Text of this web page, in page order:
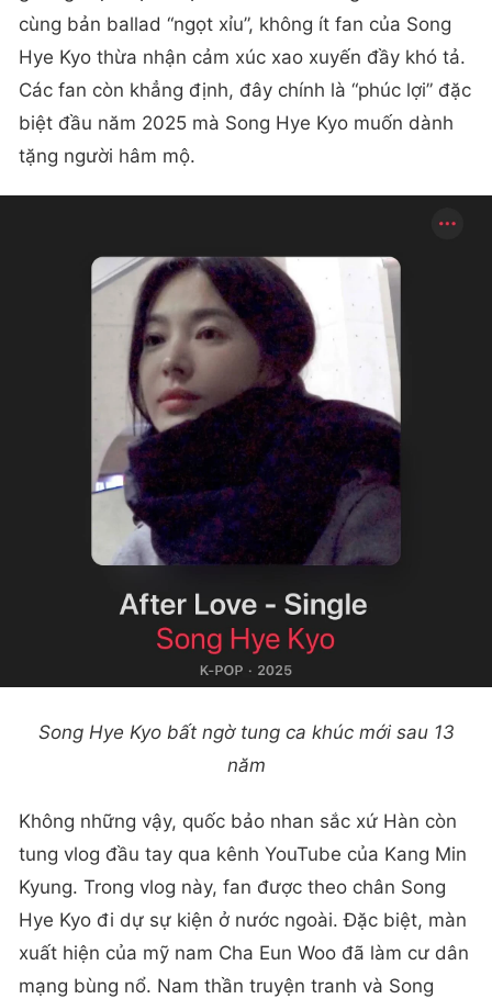
cùng bản ballad “ngọt xỉu”, không ít fan của Song
Hye Kyo thừa nhận cảm xúc xao xuyến đầy khó tả.
Các fan còn khẳng định, đây chính là “phúc lợi” đặc
biệt đầu năm 2025 mà Song Hye Kyo muốn dành
tặng người hâm mộ.
Song Hye Kyo bất ngờ tung ca khúc mới sau 13
năm
Không những vậy, quốc bảo nhan sắc xứ Hàn còn
tung vlog đầu tay qua kênh YouTube của Kang Min
Kyung. Trong vlog này, fan được theo chân Song
Hye Kyo đi dự sự kiện ở nước ngoài. Đặc biệt, màn
xuất hiện của mỹ nam Cha Eun Woo đã làm cư dân
mạng bùng nổ. Nam thần truyện tranh và Song